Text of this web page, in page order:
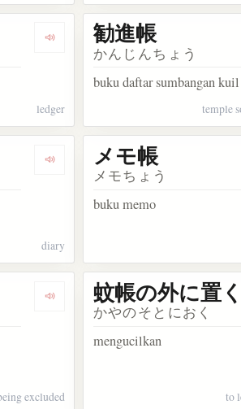
Dengarkan kosakata 元帳
ledger
勧進帳
かんじんちょう
buku daftar sumbangan kuil
temple
Dengarkan kosakata 日記帳
diary
メモ帳
メモちょう
buku memo
Dengarkan kosakata 蚊帳の外
excluded
蚊帳の外に置く
かやのそとにおく
mengucilkan
to